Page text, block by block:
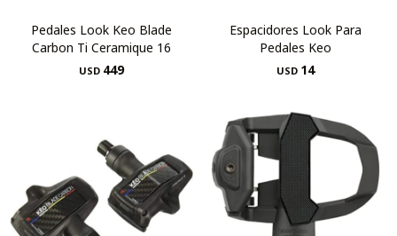
Pedales Look Keo Blade
Carbon Ti Ceramique 16
USD 449
Espacidores Look Para
Pedales Keo
USD 14